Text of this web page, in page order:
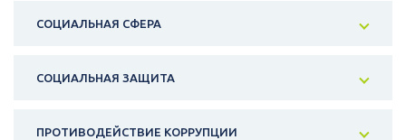
СОЦИАЛЬНАЯ СФЕРА
СОЦИАЛЬНАЯ ЗАЩИТА
ПРОТИВОДЕЙСТВИЕ КОРРУПЦИИ